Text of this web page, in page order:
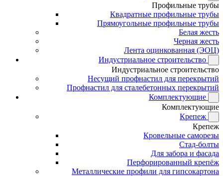
Профильные трубы
Квадратные профильные трубы
Прямоугольные профильные трубы
Белая жесть
Черная жесть
Лента оцинкованная (ЭОЦ)
Индустриальное строительство
Индустриальное строительство
Несущий профнастил для перекрытий
Профнастил для сталебетонных перекрытий
Комплектующие
Комплектующие
Крепеж
Крепеж
Кровельные саморезы
Стад-болты
Для забора и фасада
Перфорированный крепёж
Металлические профили для гипсокартона